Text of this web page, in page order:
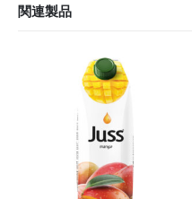
関連製品